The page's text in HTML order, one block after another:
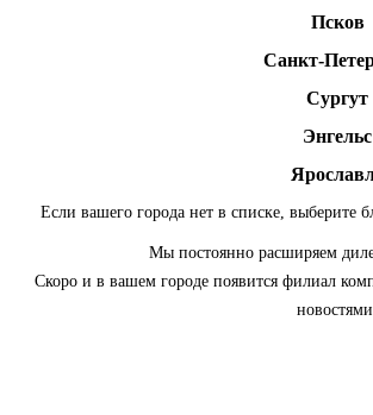
Псков
Санкт-
Сургут
Энгельс
Если вашего города нет в списке,
Мы постоянно расширяем
Скоро и в вашем городе появится филиал